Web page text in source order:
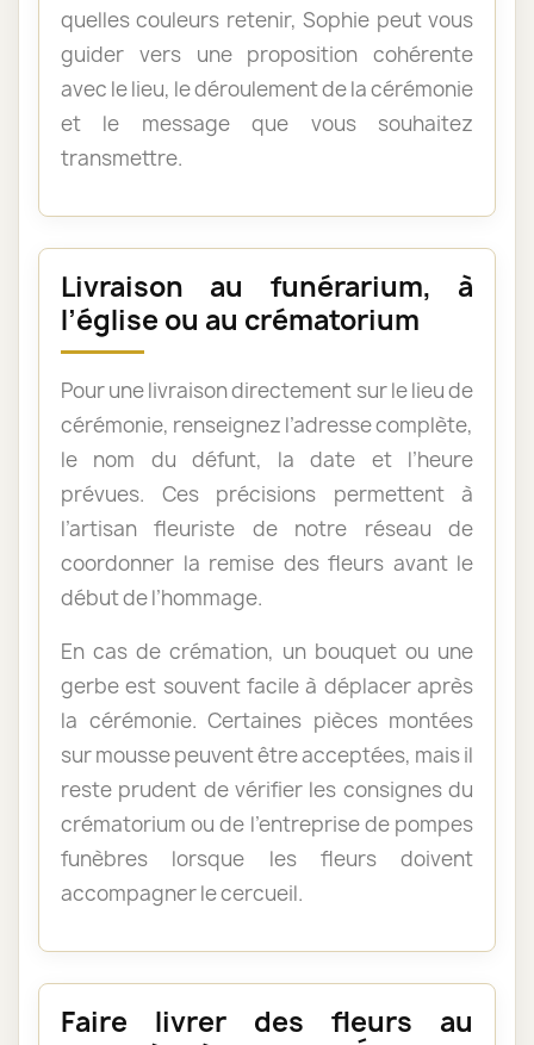
quelles couleurs retenir, Sophie peut vous
guider vers une proposition cohérente
avec le lieu, le déroulement de la cérémonie
et le message que vous souhaitez
transmettre.
Livraison au funérarium, à
l’église ou au crématorium
Pour une livraison directement sur le lieu de
cérémonie, renseignez l’adresse complète,
le nom du défunt, la date et l’heure
prévues. Ces précisions permettent à
l’artisan fleuriste de notre réseau de
coordonner la remise des fleurs avant le
début de l’hommage.
En cas de crémation, un bouquet ou une
gerbe est souvent facile à déplacer après
la cérémonie. Certaines pièces montées
sur mousse peuvent être acceptées, mais il
reste prudent de vérifier les consignes du
crématorium ou de l’entreprise de pompes
funèbres lorsque les fleurs doivent
accompagner le cercueil.
Faire livrer des fleurs au